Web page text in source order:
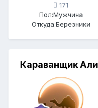
171
Пол:Мужчина
Откуда:Березники
Караванщик Али